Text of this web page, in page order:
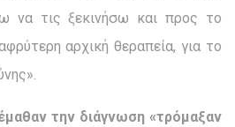
να τις ξεκινήσω και προς το
αρχική θεραπεία, για το
την διάγνωση «τρόμαξαν